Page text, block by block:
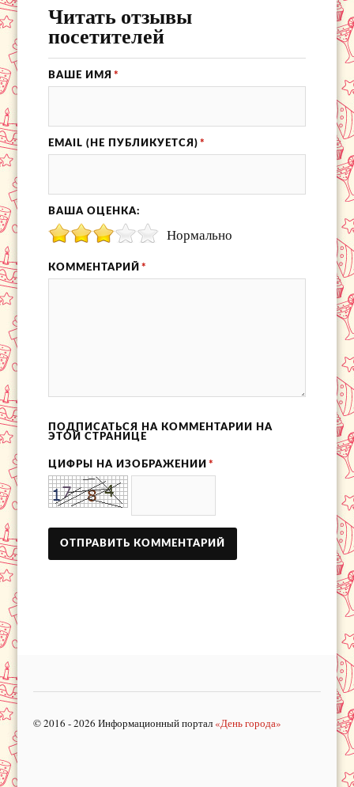
Читать отзывы
посетителей
ВАШЕ ИМЯ *
EMAIL (НЕ ПУБЛИКУЕТСЯ) *
ВАША ОЦЕНКА:
Нормально
КОММЕНТАРИЙ *
ПОДПИСАТЬСЯ НА КОММЕНТАРИИ НА
ЭТОЙ СТРАНИЦЕ
ЦИФРЫ НА ИЗОБРАЖЕНИИ *
© 2016 - 2026 Информационный портал «День города»